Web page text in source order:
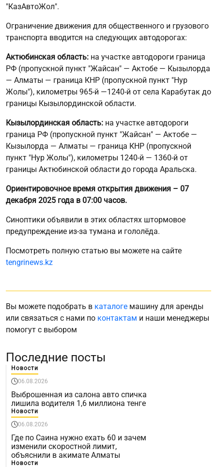
"КазАвтоЖол".
Ограничение движения для общественного и грузового
транспорта вводится на следующих автодорогах:
Актюбинская область: на участке автодороги граница
РФ (пропускной пункт "Жайсан" — Актобе — Кызылорда
— Алматы — граница КНР (пропускной пункт "Нур
Жолы"), километры 965-й —1240-й от села Карабутак до
границы Кызылординской области.
Кызылординская область: на участке автодороги
граница РФ (пропускной пункт "Жайсан" — Актобе —
Кызылорда — Алматы — граница КНР (пропускной
пункт "Нур Жолы"), километры 1240-й — 1360-й от
границы Актюбинской области до города Аральска.
Ориентировочное время открытия движения – 07
декабря 2025 года в 07:00 часов.
Синоптики объявили в этих областях штормовое
предупреждение из-за тумана и гололёда.
Посмотреть полную статью вы можете на сайте
tengrinews.kz
Вы можете подобрать в каталоге машину для аренды
или связаться с нами по контактам и наши менеджеры
помогут с выбором
Последние посты
Новости
06.08.2026
Выброшенная из салона авто спичка
лишила водителя 1,6 миллиона тенге
Новости
06.08.2026
Где по Саина нужно ехать 60 и зачем
изменили скоростной лимит,
объяснили в акимате Алматы
Новости